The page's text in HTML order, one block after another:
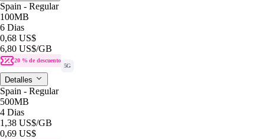
Spain - Regular
100MB
6 Dias
0,68 US$
6,80 US$/GB
20 % de descuento
5G
Detalles
Spain - Regular
500MB
4 Dias
1,38 US$/GB
0,69 US$